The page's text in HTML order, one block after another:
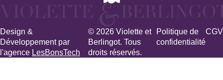
Design &
Développement par
l'agence LesBonsTech
© 2026 Violette et
Berlingot. Tous
droits réservés.
Politique de
confidentialité
CGV